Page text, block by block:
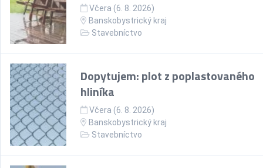
Včera (6. 8. 2026)
Banskobystrický kraj
Stavebníctvo
Dopytujem: plot z poplastovaného
hliníka
Včera (6. 8. 2026)
Banskobystrický kraj
Stavebníctvo